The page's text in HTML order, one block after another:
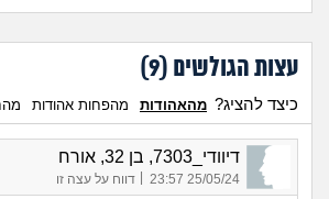
עצות הגולשים (9
)
כיצד להציג? מהאהודות מהפחות אהודות
דיוודי_7303, בן 32, אורח
25/05/24 23:57 דווח על עצה זו